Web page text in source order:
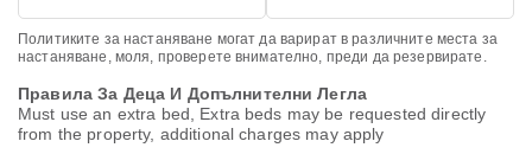
Политиките за настаняване могат да варират в различните места за
настаняване, моля, проверете внимателно, преди да резервирате.
Правила За Деца И Допълнителни Легла
Must use an extra bed, Extra beds may be requested directly
from the property, additional charges may apply